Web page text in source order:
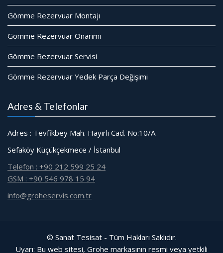
Gömme Rezervuar Montajı
Gömme Rezervuar Onarımı
Gömme Rezervuar Servisi
Gömme Rezervuar Yedek Parça Değişimi
Adres & Telefonlar
Adres : Tevfikbey Mah. Hayırlı Cad. No:10/A
Sefaköy Küçükçekmece / İstanbul
Telefon : +90 212 599 25 24
GSM : +90 546 978 15 94
info@groheservis.com.tr
© Sanat Tesisat - Tüm Hakları Saklıdır.
Uyarı: Bu web sitesi, Grohe markasının resmi veya yetkili